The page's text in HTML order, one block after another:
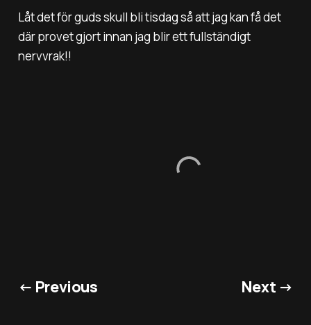
Låt det för guds skull bli tisdag så att jag kan få det
där provet gjort innan jag blir ett fullständigt
nervvrak!!
← Previous Next →